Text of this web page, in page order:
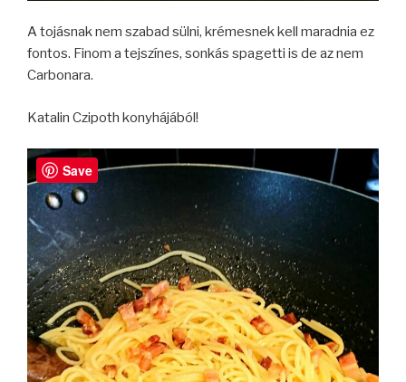
A tojásnak nem szabad sülni, krémesnek kell maradnia ez
fontos. Finom a tejszínes, sonkás spagetti is de az nem
Carbonara.
Katalin Czipoth konyhájából!
Save